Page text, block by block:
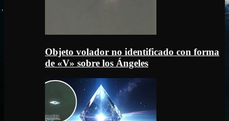
Objeto volador no identificado con forma
de «V» sobre los Ángeles